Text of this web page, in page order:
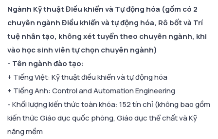
Ngành Kỹ thuật Điều khiển và Tự động hóa (gồm có 2
chuyên ngành Điều khiển và tự động hóa, Rô bốt và Trí
tuệ nhân tạo, không xét tuyển theo chuyên ngành, khi
vào học sinh viên tự chọn chuyên ngành)
- Tên ngành đào tạo:
+ Tiếng Việt: Kỹ thuật điều khiển và tự động hóa
+ Tiếng Anh: Control and Automation Engineering
- Khối lượng kiến thức toàn khóa: 152 tín chỉ (không bao gồm
kiến thức Giáo dục quốc phòng, Giáo dục thể chất và Kỹ
năng mềm